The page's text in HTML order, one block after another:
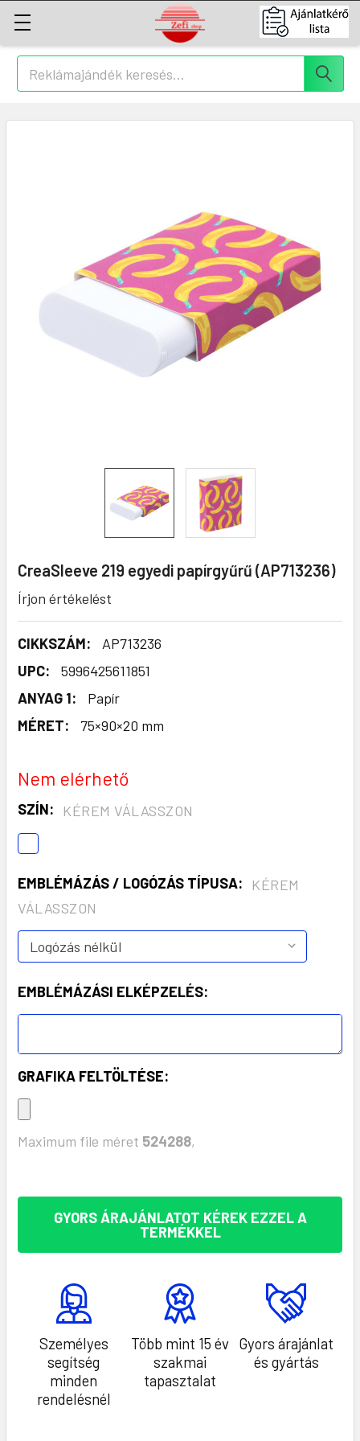
Keresés
CreaSleeve 219 egyedi papírgyűrű (AP713236)
Írjon értékelést
CIKKSZÁM:
AP713236
UPC:
5996425611851
ANYAG 1:
Papír
MÉRET:
75×90×20 mm
Nem elérhető
SZÍN: KÉREM VÁLASSZON
EMBLÉMÁZÁS / LOGÓZÁS TÍPUSA:
KÉREM
VÁLASSZON
EMBLÉMÁZÁSI ELKÉPZELÉS:
GRAFIKA FELTÖLTÉSE:
Maximum file méret 524288,
KÉSZLET:
GYORS ÁRAJÁNLATOT KÉREK EZZEL A
TERMÉKKEL
Személyes
segítség
minden
rendelésnél
Több mint 15 év
szakmai
tapasztalat
Gyors árajánlat
és gyártás